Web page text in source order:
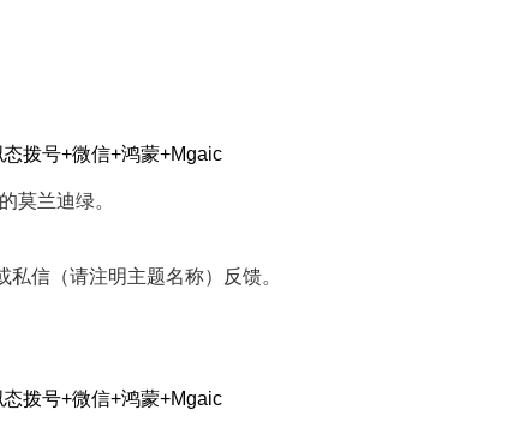
莫兰迪绿。
信（请注明主题名称）反馈。